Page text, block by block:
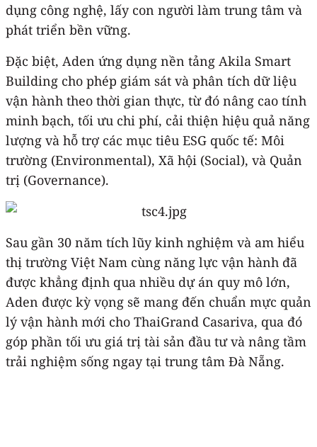
dụng công nghệ, lấy con người làm trung tâm và
phát triển bền vững.
Đặc biệt, Aden ứng dụng nền tảng Akila Smart
Building cho phép giám sát và phân tích dữ liệu
vận hành theo thời gian thực, từ đó nâng cao tính
minh bạch, tối ưu chi phí, cải thiện hiệu quả năng
lượng và hỗ trợ các mục tiêu ESG quốc tế: Môi
trường (Environmental), Xã hội (Social), và Quản
trị (Governance).
Sau gần 30 năm tích lũy kinh nghiệm và am hiểu
thị trường Việt Nam cùng năng lực vận hành đã
được khẳng định qua nhiều dự án quy mô lớn,
Aden được kỳ vọng sẽ mang đến chuẩn mực quản
lý vận hành mới cho ThaiGrand Casariva, qua đó
góp phần tối ưu giá trị tài sản đầu tư và nâng tầm
trải nghiệm sống ngay tại trung tâm Đà Nẵng.